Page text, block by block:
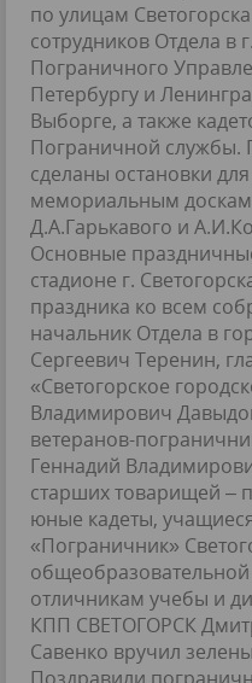
по улицам
сотрудников Отдела в
Пограничного
Петербургу и
Выборге, а также
Пограничной службы.
сделаны остановки
мемориальным
Д.А.Гарькавого и
Основные
стадионе г.
праздника ко всем
начальник Отдела в
Сергеевич Теренин,
«Светогорское
Владимирович
ветеранов-
Геннадий
старших товарищей –
юные кадеты,
«Пограничник»
отличникам учебы и
КПП СВЕТОГОРСК
Савенко вручил